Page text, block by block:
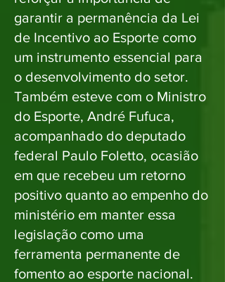
garantir a permanência da Lei
de Incentivo ao Esporte como
um instrumento essencial para
o desenvolvimento do setor.
Também esteve com o Ministro
do Esporte, André Fufuca,
acompanhado do deputado
federal Paulo Foletto, ocasião
em que recebeu um retorno
positivo quanto ao empenho do
ministério em manter essa
legislação como uma
ferramenta permanente de
fomento ao esporte nacional.